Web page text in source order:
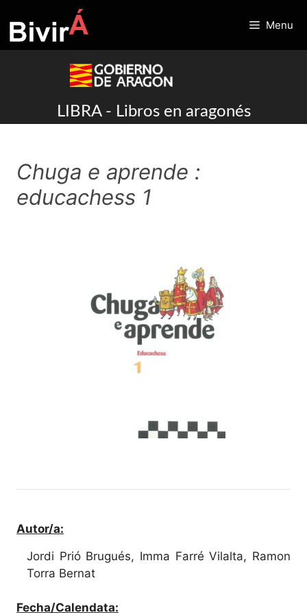
to
content
Menu
LIBRA - Libros en aragonés
Chuga e aprende :
educachess 1
Autor/a:
Jordi Prió Brugués, Imma Farré Vilalta, Ramon
Torra Bernat
Fecha/Calendata: